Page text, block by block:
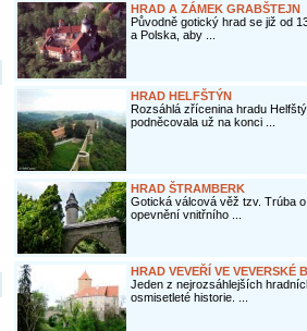
HRAD A ZÁMEK GRABŠTEJN
Původně gotický hrad se již od
a Polska, aby ...
HRAD HELFŠTÝN
Rozsáhlá zřícenina hradu
podněcovala už na konci ...
HRAD ŠTRAMBERK
Gotická válcová věž tzv. Trúba
opevnění vnitřního ...
HRAD VEVEŘÍ VE VEVERSKÉ
Jeden z nejrozsáhlejších
osmisetleté historie. ...